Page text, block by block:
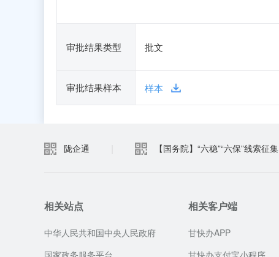
审批结果类型 批文
审批结果样本 样本
陇企通 【国务院】“六稳”“六保”线索征集
相关站点
中华人民共和国中央人民政府
国家政务服务平台
相关客户端
甘快办APP
甘快办支付宝小程序